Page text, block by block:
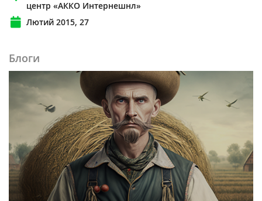
центр «АККО Интернешнл»
Лютий 2015, 27
Блоги